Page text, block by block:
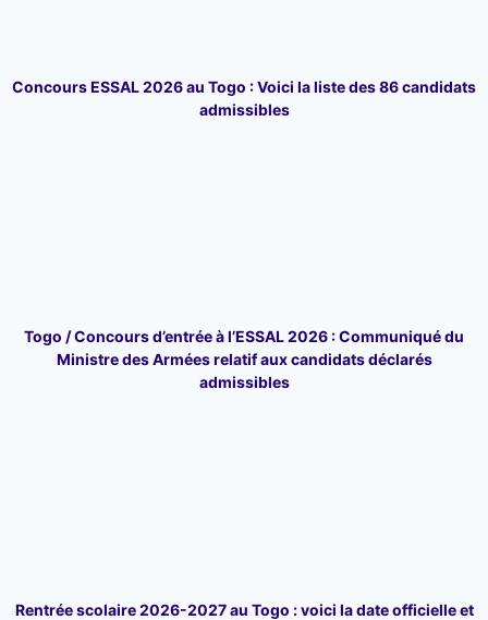
Concours ESSAL 2026 au Togo : Voici la liste des 86 candidats
admissibles
Togo / Concours d’entrée à l’ESSAL 2026 : Communiqué du
Ministre des Armées relatif aux candidats déclarés
admissibles
Rentrée scolaire 2026-2027 au Togo : voici la date officielle et